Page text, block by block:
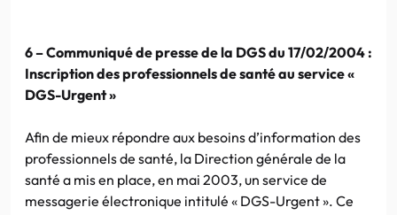
6 – Communiqué de presse de la DGS du 17/02/2004 :
Inscription des professionnels de santé au service «
DGS-Urgent »
Afin de mieux répondre aux besoins d’information des
professionnels de santé, la Direction générale de la
santé a mis en place, en mai 2003, un service de
messagerie électronique intitulé « DGS-Urgent ». Ce